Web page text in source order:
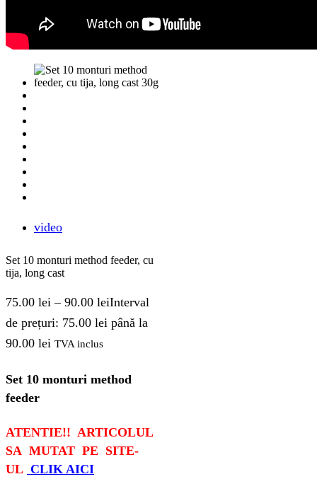
video
Set 10 monturi method feeder, cu
tija, long cast
75.00 lei – 90.00 leiInterval
de prețuri: 75.00 lei până la
90.00 lei TVA inclus
Set 10 monturi method
feeder
ATENTIE!! ARTICOLUL
SA MUTAT PE SITE-
UL CLIK AICI